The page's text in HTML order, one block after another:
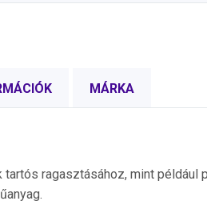
MÁRKA
ragasztásához, mint például